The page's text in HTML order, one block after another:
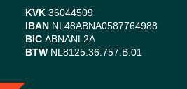
KVK 36044509
IBAN NL48ABNA0587764988
BIC ABNANL2A
BTW NL8125.36.757.B.01